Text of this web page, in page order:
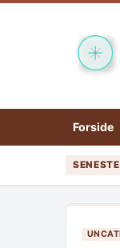
Forside
SENESTE